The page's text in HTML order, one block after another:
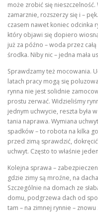
może zrobić się
zamarznie, rozszerzy się i –
czasem nawet koniec odcinka
który objawi się dopiero
już za późno – woda przez
środka. Niby nic – jedna mała
Sprawdzamy też mocowania.
latach pracy mogą się
rynna nie jest solidnie
prostu zerwać. Widzieliśmy
jednym uchwycie, reszta była
tania naprawa. Wymiana
spadków – to robota na kilka
przed zimą sprawdzić,
uchwyt. Często to właśnie
Kolejna sprawa –
gdzie zimy są mroźne, na
Szczególnie na domach ze
domu, podgrzewa dach od
tam – na zimnej rynnie –